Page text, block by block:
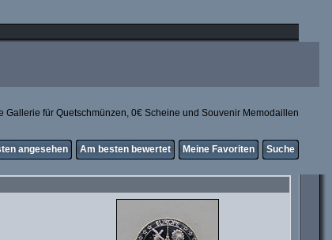
Gallerie für Quetschmünzen, 0€ Scheine und Souvenir Memodaillen
angesehen Am besten bewertet Meine Favoriten Suche